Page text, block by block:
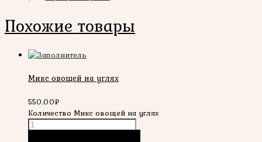
Похожие товары
Микс овощей на углях
550.00₽
Количество Микс овощей на углях